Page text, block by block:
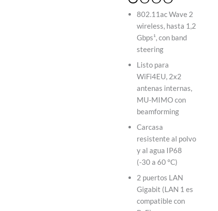
802.11ac Wave 2
wireless, hasta 1,2
Gbps¹, con band
steering
Listo para
WiFi4EU, 2x2
antenas internas,
MU-MIMO con
beamforming
Carcasa
resistente al polvo
y al agua IP68
(-30 a 60 °C)
2 puertos LAN
Gigabit (LAN 1 es
compatible con